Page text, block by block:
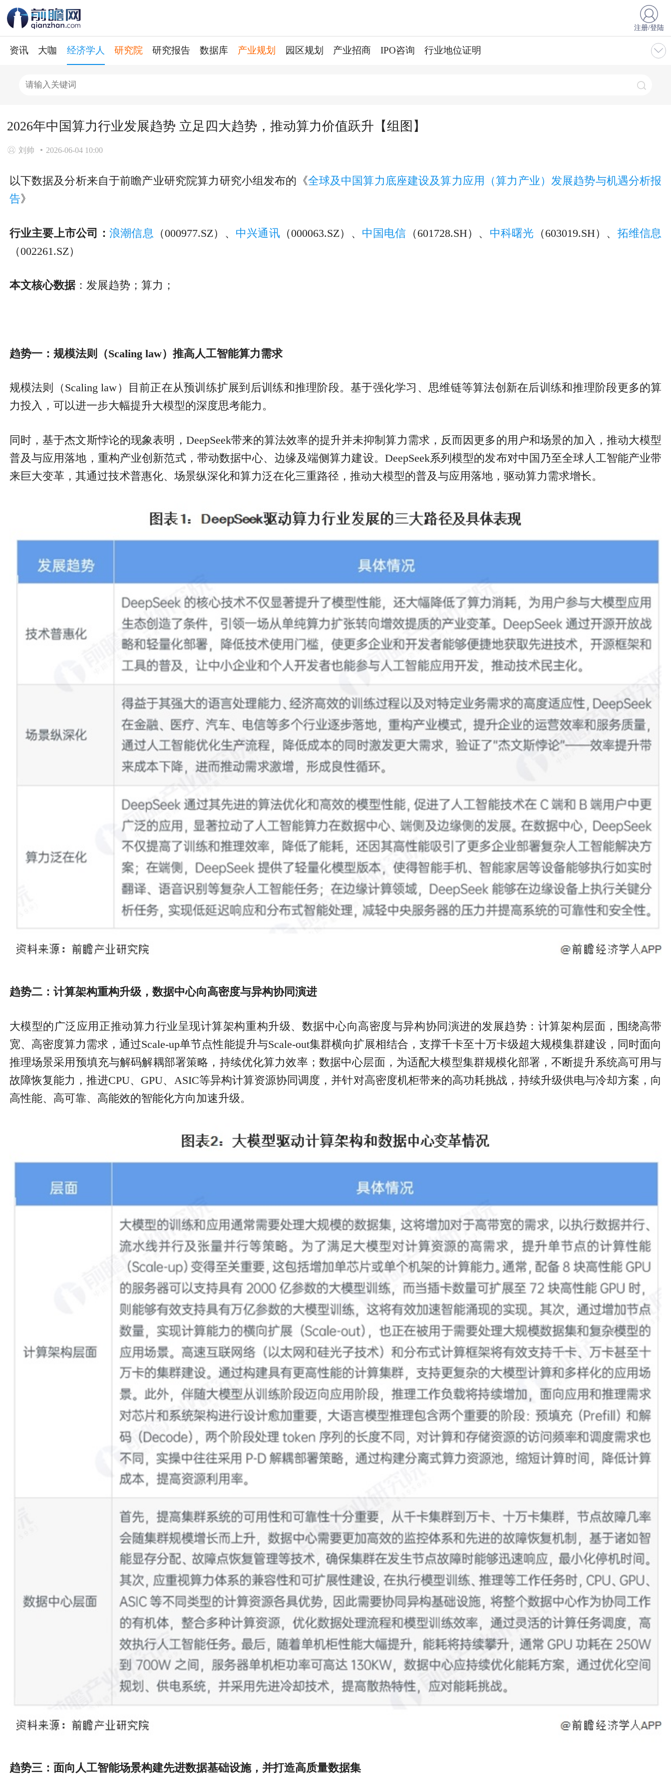
注册/登陆
资讯 大咖 经济学人 研究院 研究报告 数据库 产业规划 园区规划 产业招商 IPO咨询 行业地位证明
2026年中国算力行业发展趋势 立足四大趋势，推动算力价值跃升【组图】
刘帅 2026-06-04 10:00
以下数据及分析来自于前瞻产业研究院算力研究小组发布的《全球及中国算力底座建设及算力应用（算力产业）发展趋势与机遇分析报
告》
行业主要上市公司： 浪潮信息 （000977.SZ）、 中兴通讯（000063.SZ）、 中国电信 （601728.SH）、 中科曙光 （603019.SH）、 拓维信息
（002261.SZ）
本文核心数据：发展趋势；算力；
趋势一：规模法则（Scaling law）推高人工智能算力需求
规模法则（Scaling law）目前正在从预训练扩展到后训练和推理阶段。基于强化学习、思维链等算法创新在后训练和推理阶段更多的算
力投入，可以进一步大幅提升大模型的深度思考能力。
同时，基于杰文斯悖论的现象表明，DeepSeek带来的算法效率的提升并未抑制算力需求，反而因更多的用户和场景的加入，推动大模型
普及与应用落地，重构产业创新范式，带动数据中心、边缘及端侧算力建设。DeepSeek系列模型的发布对中国乃至全球人工智能产业带
来巨大变革，其通过技术普惠化、场景纵深化和算力泛在化三重路径，推动大模型的普及与应用落地，驱动算力需求增长。
趋势二：计算架构重构升级，数据中心向高密度与异构协同演进
大模型的广泛应用正推动算力行业呈现计算架构重构升级、数据中心向高密度与异构协同演进的发展趋势：计算架构层面，围绕高带
宽、高密度算力需求，通过Scale-up单节点性能提升与Scale-out集群横向扩展相结合，支撑千卡至十万卡级超大规模集群建设，同时面向
推理场景采用预填充与解码解耦部署策略，持续优化算力效率；数据中心层面，为适配大模型集群规模化部署，不断提升系统高可用与
故障恢复能力，推进CPU、GPU、ASIC等异构计算资源协同调度，并针对高密度机柜带来的高功耗挑战，持续升级供电与冷却方案，向
高性能、高可靠、高能效的智能化方向加速升级。
趋势三：面向人工智能场景构建先进数据基础设施，并打造高质量数据集